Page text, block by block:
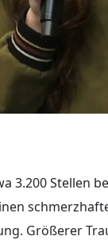
3.200 Stellen
Größerer